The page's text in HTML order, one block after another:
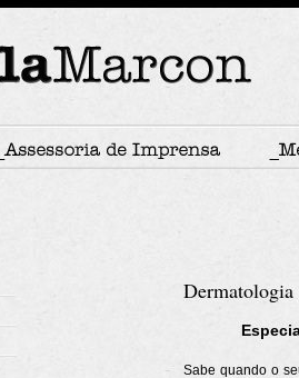
Sabe quando o